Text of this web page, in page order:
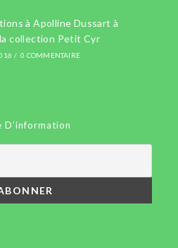
à Apolline Dussart à
collection Petit Cyr
/ 0 COMMENTAIRE
D’information